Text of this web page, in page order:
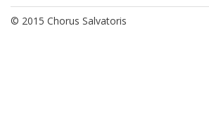
© 2015 Chorus Salvatoris